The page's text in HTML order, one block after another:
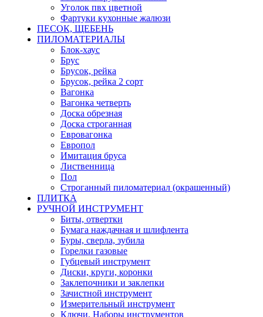
Уголок пвх цветной
Фартуки кухонные жалюзи
ПЕСОК, ЩЕБЕНЬ
ПИЛОМАТЕРИАЛЫ
Блок-хаус
Брус
Брусок, рейка
Брусок, рейка 2 сорт
Вагонка
Вагонка четверть
Доска обрезная
Доска строганная
Евровагонка
Европол
Имитация бруса
Лиственница
Пол
Строганный пиломатериал (окрашенный)
ПЛИТКА
РУЧНОЙ ИНСТРУМЕНТ
Биты, отвертки
Бумага наждачная и шлифлента
Буры, сверла, зубила
Горелки газовые
Губцевый инструмент
Диски, круги, коронки
Заклепочники и заклепки
Зачистной инструмент
Измерительный инструмент
Ключи, Наборы инструментов